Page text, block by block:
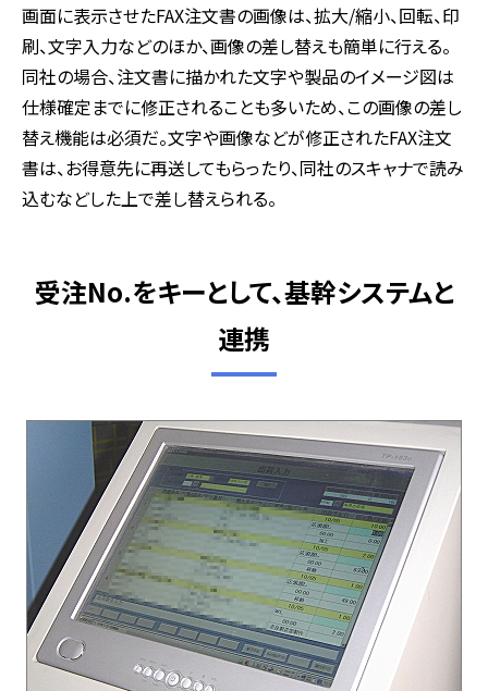
画面に表示させたFAX注文書の画像は、拡大/縮小、回転、印
刷、文字入力などのほか、画像の差し替えも簡単に行える。
同社の場合、注文書に描かれた文字や製品のイメージ図は
仕様確定までに修正されることも多いため、この画像の差し
替え機能は必須だ。文字や画像などが修正されたFAX注文
書は、お得意先に再送してもらったり、同社のスキャナで読み
込むなどした上で差し替えられる。
受注No.をキーとして、基幹システムと
連携